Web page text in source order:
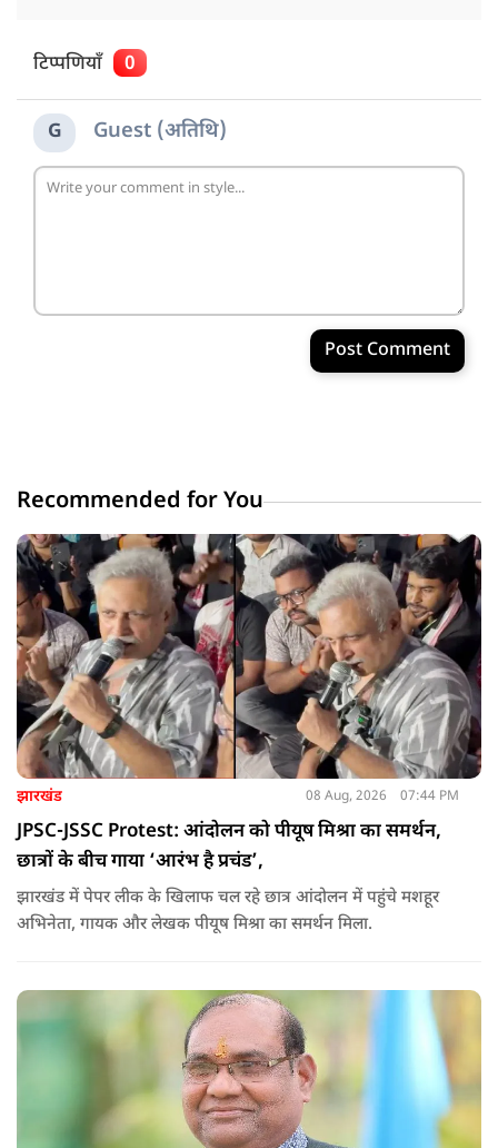
टिप्पणियाँ 0
G Guest (अतिथि)
Post Comment
Recommended for You
झारखंड 08 Aug, 2026 07:44 PM
JPSC-JSSC Protest: आंदोलन को पीयूष मिश्रा का समर्थन,
छात्रों के बीच गाया ‘आरंभ है प्रचंड’,
झारखंड में पेपर लीक के खिलाफ चल रहे छात्र आंदोलन में पहुंचे मशहूर
अभिनेता, गायक और लेखक पीयूष मिश्रा का समर्थन मिला.